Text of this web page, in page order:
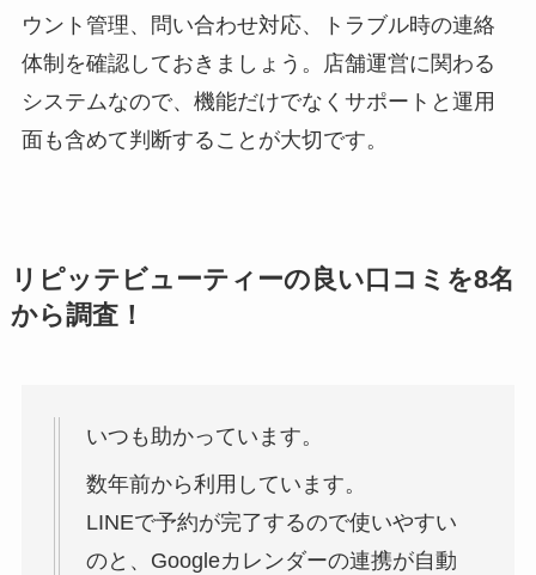
ウント管理、問い合わせ対応、トラブル時の連絡
体制を確認しておきましょう。店舗運営に関わる
システムなので、機能だけでなくサポートと運用
面も含めて判断することが大切です。
リピッテビューティーの良い口コミを8名
から調査！
いつも助かっています。
数年前から利用しています。
LINEで予約が完了するので使いやすい
のと、Googleカレンダーの連携が自動